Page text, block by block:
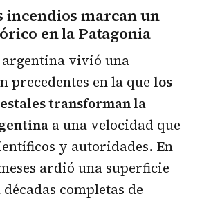
incendios marcan un
en la Patagonia
argentina vivió una
precedentes en la que los
transforman la
a una velocidad que
y autoridades. En
ardió una superficie
completas de